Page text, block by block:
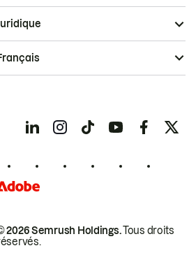
2026 Semrush Holdings.Tous droits